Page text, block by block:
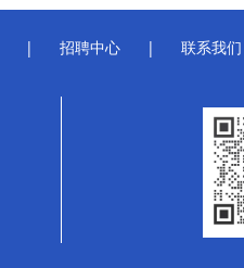
| 招聘中心 | 联系我们